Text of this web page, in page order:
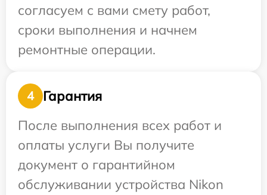
согласуем с вами смету работ,
сроки выполнения и начнем
ремонтные операции.
4
Гарантия
После выполнения всех работ и
оплаты услуги Вы получите
документ о гарантийном
обслуживании устройства Nikon